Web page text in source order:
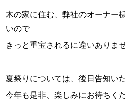
木の家に住む、弊社のオーナー
いので
きっと重宝されるに違いありま
夏祭りについては、後日告知い
今年も是非、楽しみにお待ちく